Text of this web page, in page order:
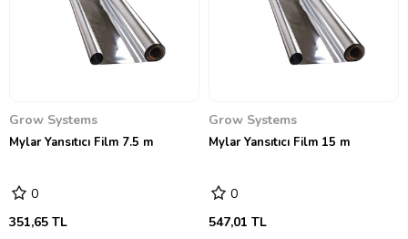
Grow Systems
Mylar Yansıtıcı Film 7.5 m
0
351,65 TL
Grow Systems
Mylar Yansıtıcı Film 15 m
0
547,01 TL